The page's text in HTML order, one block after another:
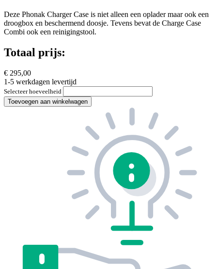
Deze Phonak Charger Case is niet alleen een oplader maar ook een
droogbox en beschermend doosje. Tevens bevat de Charge Case
Combi ook een reinigingstool.
Totaal prijs:
€ 295,00
1-5 werkdagen levertijd
Selecteer hoeveelheid
Toevoegen aan winkelwagen